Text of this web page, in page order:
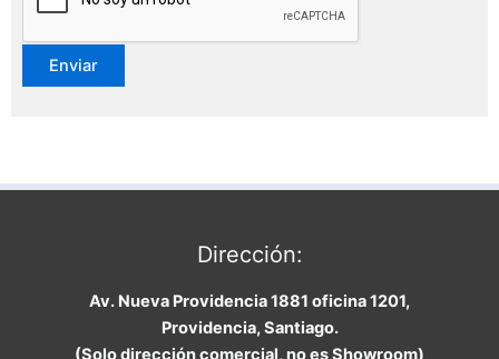
Dirección:
Av. Nueva Providencia 1881 oficina 1201,
Providencia, Santiago.
(Solo dirección comercial, no es Showroom)